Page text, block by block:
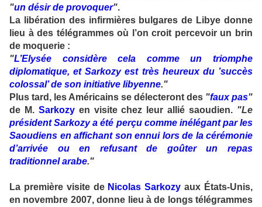
"un désir de provoquer".
La libération des infirmières bulgares de Libye donne
lieu à des télégrammes où l’on croit percevoir un brin
de moquerie :
"L’Elysée considère cela comme un triomphe
diplomatique, et Sarkozy est très heureux du ’succès
colossal’ de son initiative libyenne."
Plus tard, les Américains se délecteront des "faux pas"
de M. Sarkozyen visite chez leur allié saoudien. "Le
président Sarkozy a été perçu comme inélégant par les
Saoudiens en affichant son ennui lors de la cérémonie
d’arrivée ou en refusant de goûter un repas
traditionnel arabe."
La première visite de Nicolas Sarkozy aux États-Unis,
en novembre 2007, donne lieu à de longs télégrammes